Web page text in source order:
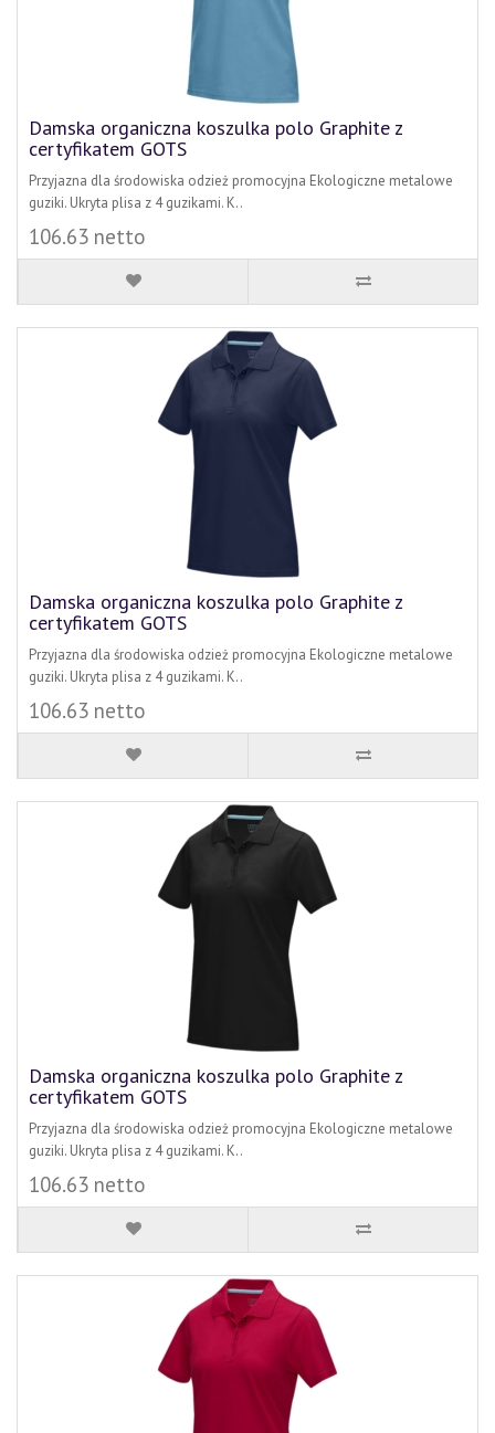
Damska organiczna koszulka polo Graphite z
certyfikatem GOTS
Przyjazna dla środowiska odzież promocyjna Ekologiczne metalowe
guziki. Ukryta plisa z 4 guzikami. K..
106.63 netto
Damska organiczna koszulka polo Graphite z
certyfikatem GOTS
Przyjazna dla środowiska odzież promocyjna Ekologiczne metalowe
guziki. Ukryta plisa z 4 guzikami. K..
106.63 netto
Damska organiczna koszulka polo Graphite z
certyfikatem GOTS
Przyjazna dla środowiska odzież promocyjna Ekologiczne metalowe
guziki. Ukryta plisa z 4 guzikami. K..
106.63 netto